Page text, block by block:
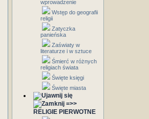
wprowadzenie
Wstęp do geografii
religii
Zatyczka
panieńska
Zaświaty w
literaturze i w sztuce
Śmierć w różnych
religiach świata
Święte księgi
Święte miasta
=>>
RELIGIE PIERWOTNE